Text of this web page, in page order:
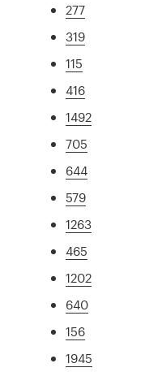
277
319
115
416
1492
705
644
579
1263
465
1202
640
156
1945